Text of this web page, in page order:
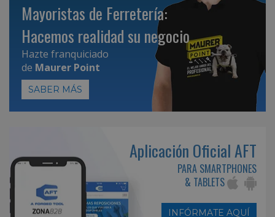
Mayoristas de Ferretería:
Hacemos realidad su negocio
Hazte franquiciado
de Maurer Point
SABER MÁS
Aplicación Oficial AFT
PARA SMARTPHONES
& TABLETS
INFÓRMATE AQUÍ